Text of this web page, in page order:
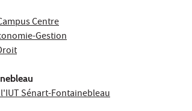
Centre
Gestion
Sénart-Fontainebleau